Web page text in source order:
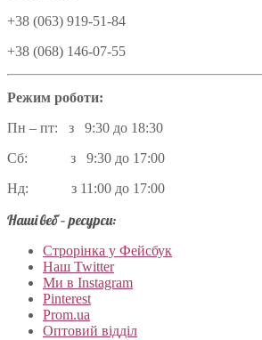
+38 (063) 919-51-84
+38 (068) 146-07-55
Режим роботи:
Пн – пт: з 9:30 до 18:30
Сб: з 9:30 до 17:00
Нд: з 11:00 до 17:00
Наші веб – ресурси:
Строрінка у Фейсбук
Наш Twitter
Ми в Instagram
Pinterest
Prom.ua
Оптовий відділ